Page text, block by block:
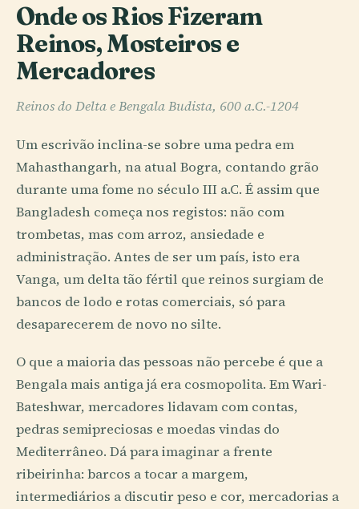
Onde os Rios Fizeram
Reinos, Mosteiros e
Mercadores
Reinos do Delta e Bengala Budista, 600 a.C.-1204
Um escrivão inclina-se sobre uma pedra em
Mahasthangarh, na atual Bogra, contando grão
durante uma fome no século III a.C. É assim que
Bangladesh começa nos registos: não com
trombetas, mas com arroz, ansiedade e
administração. Antes de ser um país, isto era
Vanga, um delta tão fértil que reinos surgiam de
bancos de lodo e rotas comerciais, só para
desaparecerem de novo no silte.
O que a maioria das pessoas não percebe é que a
Bengala mais antiga já era cosmopolita. Em Wari-
Bateshwar, mercadores lidavam com contas,
pedras semipreciosas e moedas vindas do
Mediterrâneo. Dá para imaginar a frente
ribeirinha: barcos a tocar a margem,
intermediários a discutir peso e cor, mercadorias a